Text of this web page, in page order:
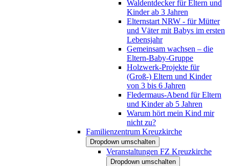
Waldentdecker für Eltern und
Kinder ab 3 Jahren
Elternstart NRW - für Mütter
und Väter mit Babys im ersten
Lebensjahr
Gemeinsam wachsen – die
Eltern-Baby-Gruppe
Holzwerk-Projekte für
(Groß-) Eltern und Kinder
von 3 bis 6 Jahren
Fledermaus-Abend für Eltern
und Kinder ab 5 Jahren
Warum hört mein Kind mir
nicht zu?
Familienzentrum Kreuzkirche
Dropdown umschalten
Veranstaltungen FZ Kreuzkirche
Dropdown umschalten